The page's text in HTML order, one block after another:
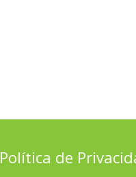
Política de